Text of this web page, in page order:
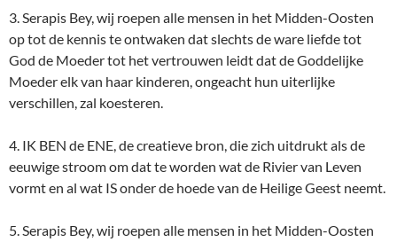
3. Serapis Bey, wij roepen alle mensen in het Midden-Oosten
op tot de kennis te ontwaken dat slechts de ware liefde tot
God de Moeder tot het vertrouwen leidt dat de Goddelijke
Moeder elk van haar kinderen, ongeacht hun uiterlijke
verschillen, zal koesteren.
4. IK BEN de ENE, de creatieve bron, die zich uitdrukt als de
eeuwige stroom om dat te worden wat de Rivier van Leven
vormt en al wat IS onder de hoede van de Heilige Geest neemt.
5. Serapis Bey, wij roepen alle mensen in het Midden-Oosten